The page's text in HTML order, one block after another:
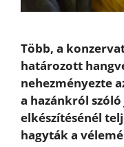
Több, a
határozott
nehezményezte
a hazánkról
elkészítésénél
hagyták a